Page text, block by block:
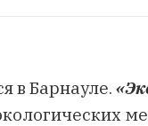
в Барнауле.